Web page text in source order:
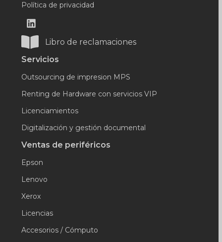
Política de privacidad
Libro de reclamaciones
Servicios
Outsourcing de impresion MPS
Renting de Hardware con servicios VIP
Licenciamientos
Digitalización y gestión documental
Ventas de periféricos
Epson
Lenovo
Xerox
Licencias
Accesorios / Cómputo